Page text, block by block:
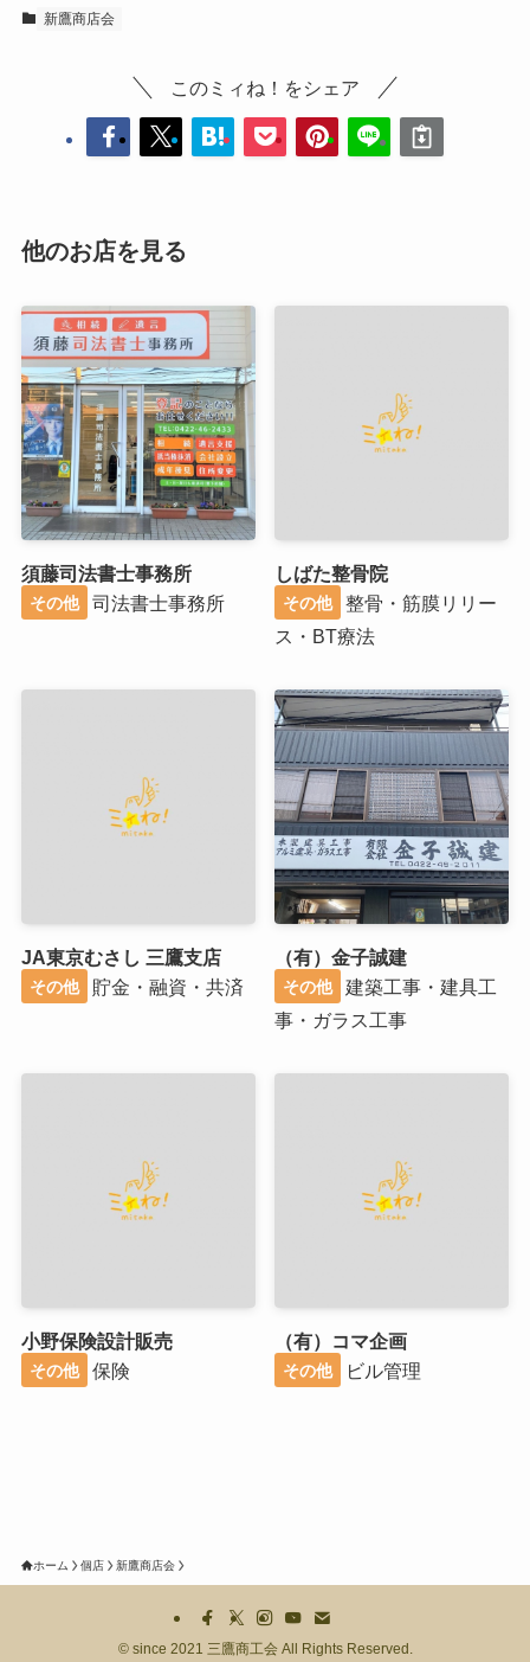
新鷹商店会
このミィね！をシェア
他のお店を見る
須藤司法書士事務所
その他 司法書士事務所
しばた整骨院
その他
整骨・筋膜リリー
ス・BT療法
JA東京むさし 三鷹支店
その他 貯金・融資・共済
（有）金子誠建
その他
建築工事・建具工
事・ガラス工事
小野保険設計販売
その他 保険
（有）コマ企画
その他 ビル管理
ホーム 個店 新鷹商店会
©since 2021 三鷹商工会 All Rights Reserved.